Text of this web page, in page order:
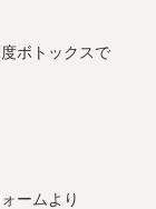
ボトックスで
ームより